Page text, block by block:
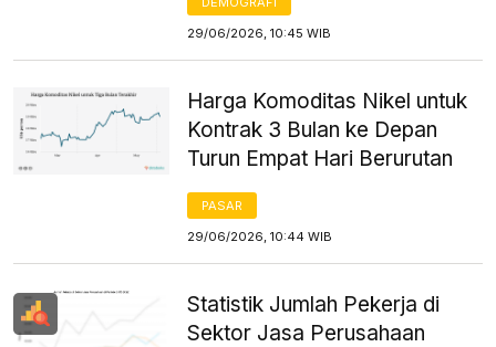
29/06/2026, 10:45 WIB
Harga Komoditas Nikel untuk
Kontrak 3 Bulan ke Depan
Turun Empat Hari Berurutan
PASAR
29/06/2026, 10:44 WIB
Statistik Jumlah Pekerja di
Sektor Jasa Perusahaan